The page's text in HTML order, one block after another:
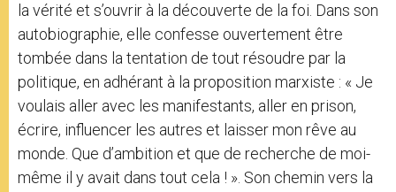
la vérité et s’ouvrir à la découverte de la foi. Dans son
autobiographie, elle confesse ouvertement être
tombée dans la tentation de tout résoudre par la
politique, en adhérant à la proposition marxiste : « Je
voulais aller avec les manifestants, aller en prison,
écrire, influencer les autres et laisser mon rêve au
monde. Que d’ambition et que de recherche de moi-
même il y avait dans tout cela ! ». Son chemin vers la